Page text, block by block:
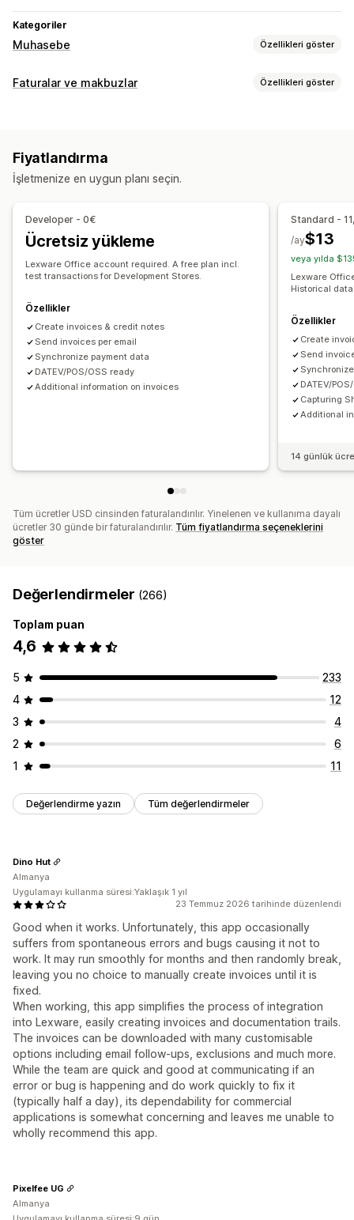
Kategoriler
Muhasebe Özellikleri göster
Finansal raporlar
Finansal işlemler
Faturalandırma
Alacak hesapları
Çoklu mağaza
Otomatik veri senkronizasyonu
Günlük satış özeti Sipariş bilgileri İşlemler
Ödemeler
Satış vergisi haritalaması
Banka mutabakatı
Hata çözümlemesi
Faturalar ve makbuzlar Özellikleri göster
Taslak siparişler
Para iadeleri
Renk ve yazı tipi
Fatura numarası
Gönderen e-postası
Çoklu para birimi
Çoklu dil
Dosya yönetimi
Dosya adlandırma E-posta otomasyonu
PDF oluşturma
Yazdırıp dışa aktarma
Ardışık numaralandırma
Fiyatlandırma
İşletmenize en uygun planı seçin.
Developer - 0€
Ücretsiz yükleme
Lexware Office account required. A free plan incl.
test transactions for Development Stores.
Özellikler
Create invoices & credit notes
Send invoices per email
Synchronize payment data
DATEV/POS/OSS ready
Additional information on invoices
Standard -
$13
/ay
veya yılda
Lexware
Historical
Özellikler
Create
Send
DATEV/
Capturing
Additional
14 günlük
Tüm ücretler USD cinsinden faturalandırılır. Yinelenen ve kullanıma dayalı
ücretler 30 günde bir faturalandırılır. Tüm fiyatlandırma seçeneklerini
göster
Değerlendirmeler (266)
Toplam puan
4,6
5
233
4
12
3
4
2
6
1
11
Değerlendirme yazın Tüm değerlendirmeler
23 Temmuz 2026 tarihinde düzenlendi
Good when it works. Unfortunately, this app occasionally
suffers from spontaneous errors and bugs causing it not to
work. It may run smoothly for months and then randomly break,
leaving you no choice to manually create invoices until it is
fixed.
When working, this app simplifies the process of integration
into Lexware, easily creating invoices and documentation trails.
The invoices can be downloaded with many customisable
options including email follow-ups, exclusions and much more.
While the team are quick and good at communicating if an
error or bug is happening and do work quickly to fix it
(typically half a day), its dependability for commercial
applications is somewhat concerning and leaves me unable to
wholly recommend this app.
Dino Hut
Almanya
Uygulamayı kullanma süresi:Yaklaşık 1 yıl
Pixelfee UG
Almanya